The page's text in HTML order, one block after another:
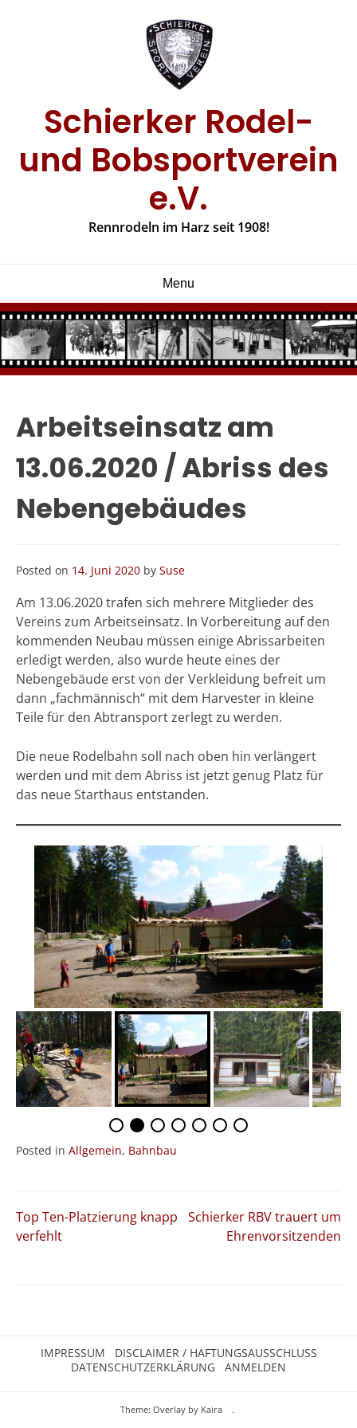
Schierker Rodel-
und Bobsportverein
e.V.
Rennrodeln im Harz seit 1908!
Menu
Arbeitseinsatz am
13.06.2020 / Abriss des
Nebengebäudes
Posted on 14. Juni 2020 by Suse
Am 13.06.2020 trafen sich mehrere Mitglieder des
Vereins zum Arbeitseinsatz. In Vorbereitung auf den
kommenden Neubau müssen einige Abrissarbeiten
erledigt werden, also wurde heute eines der
Nebengebäude erst von der Verkleidung befreit um
dann „fachmännisch“ mit dem Harvester in kleine
Teile für den Abtransport zerlegt zu werden.
Die neue Rodelbahn soll nach oben hin verlängert
werden und mit dem Abriss ist jetzt genug Platz für
das neue Starthaus entstanden.
Posted in Allgemein, Bahnbau
Beitragsnavigation
Top Ten-Platzierung knapp
verfehlt
Schierker RBV trauert um
Ehrenvorsitzenden
IMPRESSUM
DISCLAIMER / HAFTUNGSAUSSCHLUSS
DATENSCHUTZERKLÄRUNG
ANMELDEN
Theme: Overlay by Kaira .